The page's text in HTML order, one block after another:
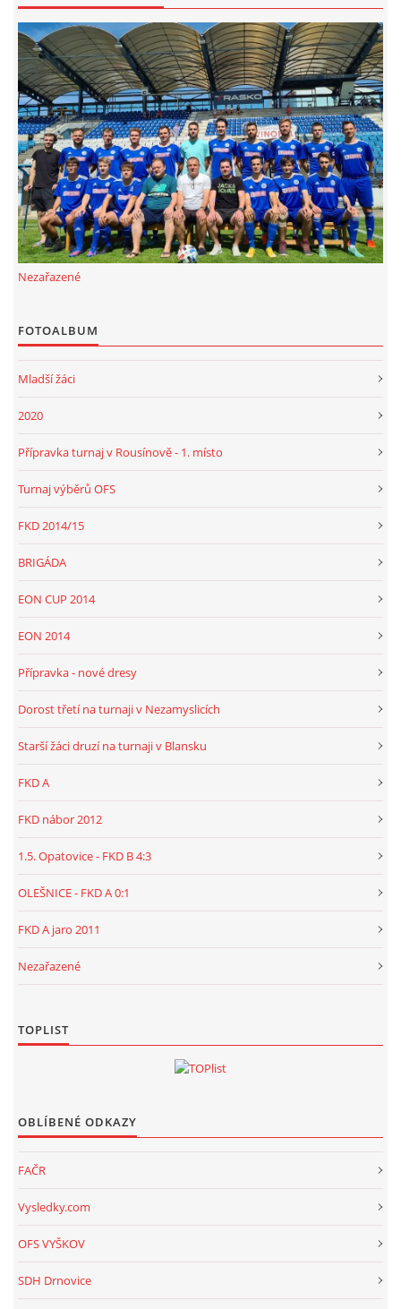
ARCHÍV
DOTACE
FKD, z.s.
Drnovice 704
68304 Drnovice
ičo 27005305
č.ú. 3227086359 / 0800
© 2026 eStránky.cz |RSS
Nezařazené
FOTOALBUM
Mladší žáci
2020
Přípravka turnaj v Rousínově - 1. místo
Turnaj výběrů OFS
FKD 2014/15
BRIGÁDA
EON CUP 2014
EON 2014
Přípravka - nové dresy
Dorost třetí na turnaji v Nezamyslicích
Starší žáci druzí na turnaji v Blansku
FKD A
FKD nábor 2012
1.5. Opatovice - FKD B 4:3
OLEŠNICE - FKD A 0:1
FKD A jaro 2011
Nezařazené
TOPLIST
OBLÍBENÉ ODKAZY
FAČR
Vysledky.com
OFS VYŠKOV
SDH Drnovice